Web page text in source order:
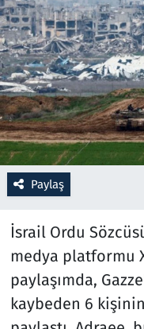
Paylaş
​İsrail Ordu
medya platformu
paylaşımda,
kaybeden 6
Ramazan
Resmi İlanlar
Rüya Tabirleri
Sağlık
Savunma Sanayi
Seçim 2023
Spor
Teknoloji ve Bilim